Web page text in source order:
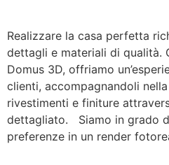
Realizzare la casa perfetta
dettagli e materiali di qualità.
Domus 3D, offriamo
clienti, accompagnandoli
rivestimenti e finiture
dettagliato. Siamo in grado
preferenze in un render